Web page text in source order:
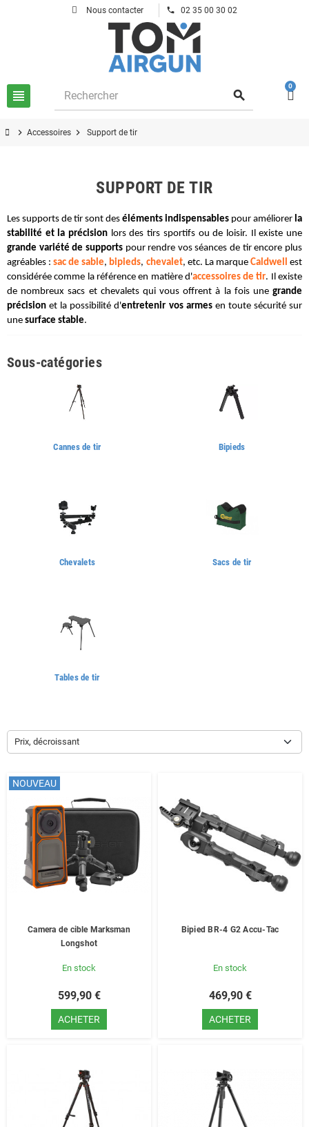
Nous contacter phone 02 35 00 30 02
view_headline search
0
chevron_right Accessoires chevron_right Support de tir
SUPPORT DE TIR
Les supports de tir sont des éléments indispensables pour améliorer la
stabilité et la précision
grande variété de supports pour rendre vos séances de tir encore plus
agréables : sac de sable, bipieds, chevalet, etc. La marque Caldwell est
considérée comme la référence en matière d'accessoires de tir. Il existe
de nombreux sacs et chevalets qui vous offrent à la fois une grande
précision et la possibilité d'entretenir vos armes en toute sécurité sur
une surface stable.
Sous-catégories
Cannes de tir Bipieds
Chevalets Sacs de tir
Tables de tir
Prix, décroissant
NOUVEAU
Camera de cible Marksman
Longshot
En stock
599,90 €
ACHETER
Bipied BR-4 G2 Accu-Tac
En stock
469,90 €
ACHETER